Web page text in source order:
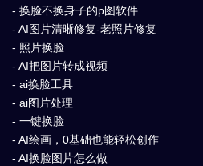
- 换脸不换身子的p图软件
- AI图片清晰修复-老照片修复
- 照片换脸
- AI把图片转成视频
- ai换脸工具
- ai图片处理
- 一键换脸
- AI绘画，0基础也能轻松创作
- AI换脸图片怎么做